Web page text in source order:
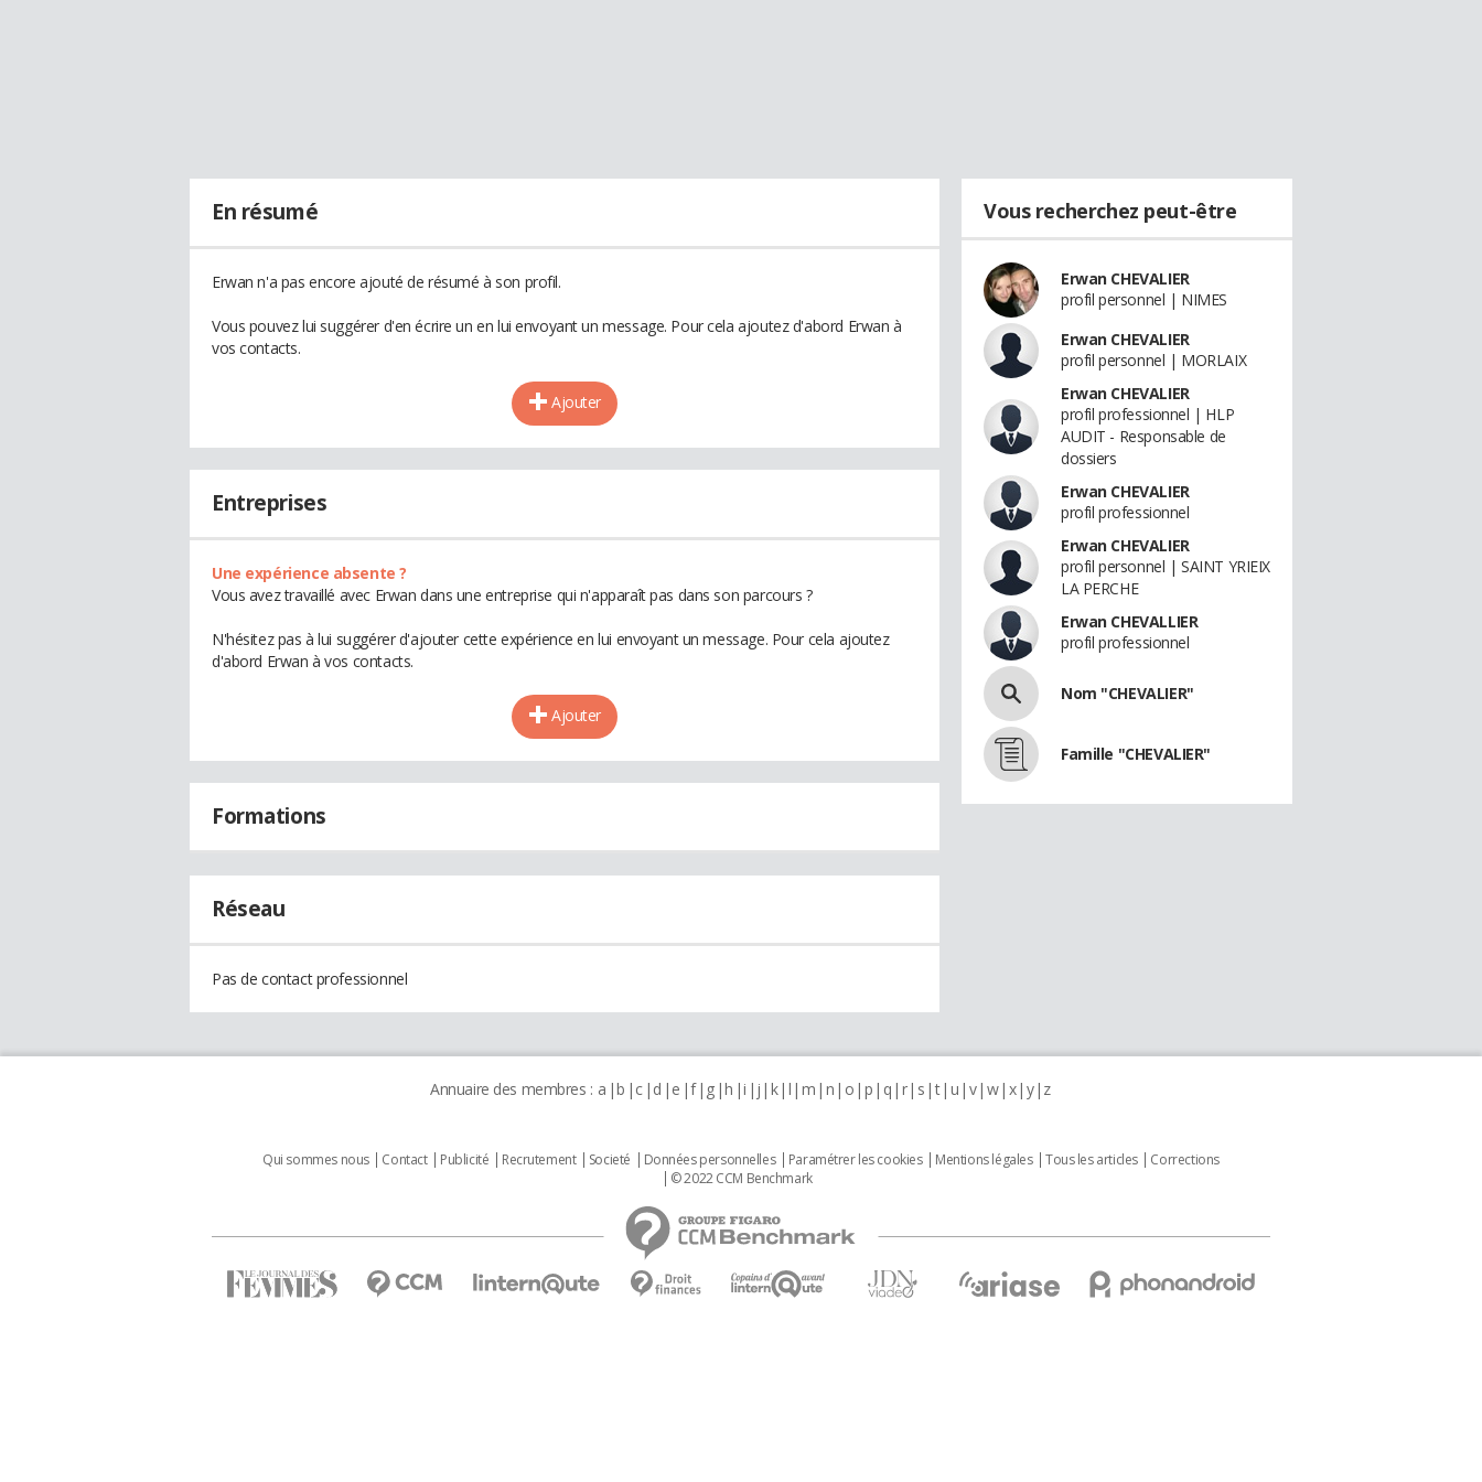
En résumé
Erwan n'a pas encore ajouté de résumé à son profil.
Vous pouvez lui suggérer d'en écrire un en lui envoyant un message. Pour cela ajoutez d'abord Erwan à
vos contacts.
Ajouter
Entreprises
Une expérience absente ?
Vous avez travaillé avec Erwan dans une entreprise qui n'apparaît pas dans son parcours ?
N'hésitez pas à lui suggérer d'ajouter cette expérience en lui envoyant un message. Pour cela ajoutez
d'abord Erwan à vos contacts.
Ajouter
Formations
Réseau
Pas de contact professionnel
Vous recherchez peut-être
Erwan CHEVALIER
profil personnel | NIMES
Erwan CHEVALIER
profil personnel | MORLAIX
Erwan CHEVALIER
profil professionnel | HLP
AUDIT - Responsable de
dossiers
Erwan CHEVALIER
profil professionnel
Erwan CHEVALIER
profil personnel | SAINT YRIEIX
LA PERCHE
Erwan CHEVALLIER
profil professionnel
Nom "CHEVALIER"
Famille "CHEVALIER"
Annuaire des membres : a b c d e f g h i j k l m n o p q r s t u v w x y z
Qui sommes nous Contact Publicité Recrutement Societé Données personnelles Paramétrer les cookies Mentions légales Tous les articles
Corrections
© 2022 CCM Benchmark